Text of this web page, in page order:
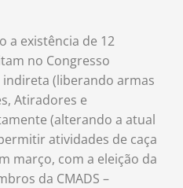
a existência de 12
no Congresso
(liberando armas
Atiradores e
(alterando a atual
atividades de caça
março, com a eleição da
da CMADS –